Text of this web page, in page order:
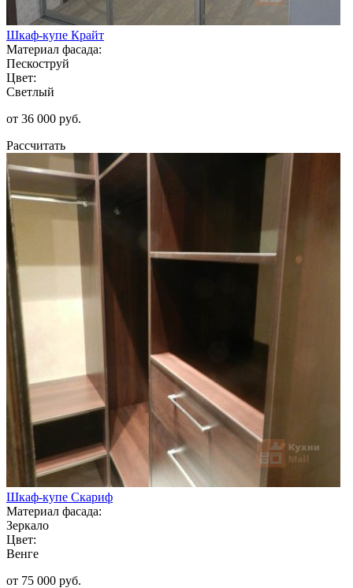
Шкаф-купе Крайт
Материал фасада:
Пескоструй
Цвет:
Светлый
от 36 000 руб.
Рассчитать
Шкаф-купе Скариф
Материал фасада:
Зеркало
Цвет:
Венге
от 75 000 руб.